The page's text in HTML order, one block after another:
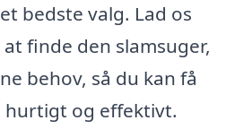
bedste valg. Lad os
finde den slamsuger,
behov, så du kan få
og effektivt.